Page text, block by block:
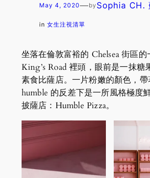
May 4, 2020—by Sophia CH.
in 女生注視清單
坐落在倫敦富裕的 Chelsea 街區
King’s Road 裡頭，眼前是一抹糖
素食比薩店。一片粉嫩的顏色，帶
humble 的反差下是一所風格極度
披薩店：Humble Pizza。